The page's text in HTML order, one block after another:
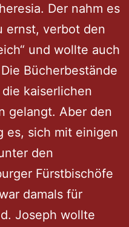
Der nahm es
ernst, verbot den
und wollte auch
Bücherbestände
kaiserlichen
gelangt. Aber den
es, sich mit einigen
den
Fürstbischöfe
damals für
Joseph wollte